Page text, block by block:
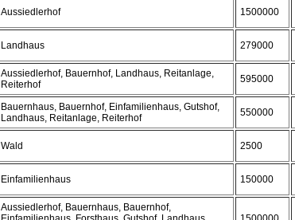
Aussiedlerhof 1500000
Landhaus 279000
Aussiedlerhof, Bauernhof, Landhaus, Reitanlage,
Reiterhof
595000
Bauernhaus, Bauernhof, Einfamilienhaus, Gutshof,
Landhaus, Reitanlage, Reiterhof
550000
Wald 2500
Einfamilienhaus 150000
Aussiedlerhof, Bauernhaus, Bauernhof,